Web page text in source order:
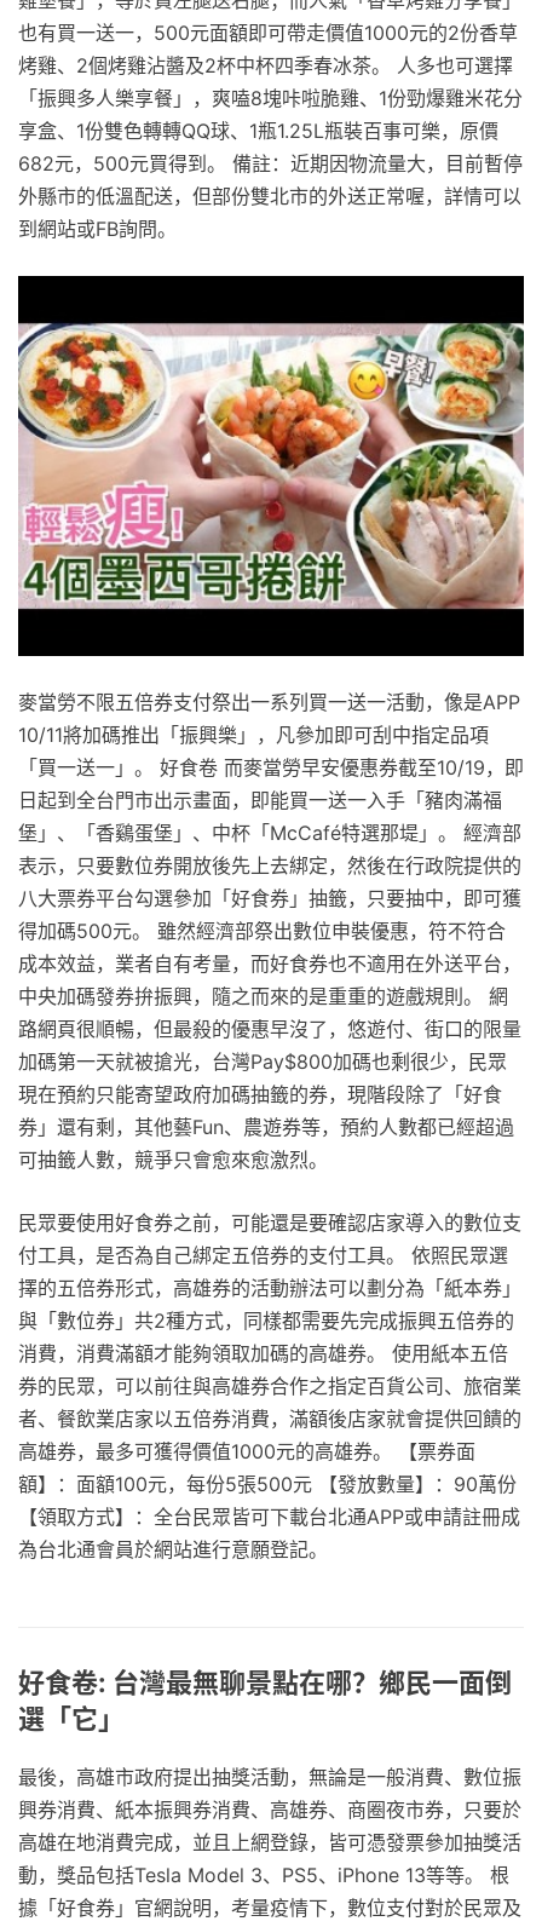
也有買一送一，500元面額即可帶走價值1000元的2份香草
烤雞、2個烤雞沾醬及2杯中杯四季春冰茶。 人多也可選擇
「振興多人樂享餐」，爽嗑8塊咔啦脆雞、1份勁爆雞米花分
享盒、1份雙色轉轉QQ球、1瓶1.25L瓶裝百事可樂，原價
682元，500元買得到。 備註：近期因物流量大，目前暫停
外縣市的低溫配送，但部份雙北市的外送正常喔，詳情可以
到網站或FB詢問。
麥當勞不限五倍券支付祭出一系列買一送一活動，像是APP
10/11將加碼推出「振興樂」，凡參加即可刮中指定品項
「買一送一」。 好食卷 而麥當勞早安優惠券截至10/19，即
日起到全台門市出示畫面，即能買一送一入手「豬肉滿福
堡」、「香鷄蛋堡」、中杯「McCafé特選那堤」。 經濟部
表示，只要數位券開放後先上去綁定，然後在行政院提供的
八大票券平台勾選參加「好食券」抽籤，只要抽中，即可獲
得加碼500元。 雖然經濟部祭出數位申裝優惠，符不符合
成本效益，業者自有考量，而好食券也不適用在外送平台，
中央加碼發券拚振興，隨之而來的是重重的遊戲規則。 網
路網頁很順暢，但最殺的優惠早沒了，悠遊付、街口的限量
加碼第一天就被搶光，台灣Pay$800加碼也剩很少，民眾
現在預約只能寄望政府加碼抽籤的券，現階段除了「好食
券」還有剩，其他藝Fun、農遊券等，預約人數都已經超過
可抽籤人數，競爭只會愈來愈激烈。
民眾要使用好食券之前，可能還是要確認店家導入的數位支
付工具，是否為自己綁定五倍券的支付工具。 依照民眾選
擇的五倍券形式，高雄券的活動辦法可以劃分為「紙本券」
與「數位券」共2種方式，同樣都需要先完成振興五倍券的
消費，消費滿額才能夠領取加碼的高雄券。 使用紙本五倍
券的民眾，可以前往與高雄券合作之指定百貨公司、旅宿業
者、餐飲業店家以五倍券消費，滿額後店家就會提供回饋的
高雄券，最多可獲得價值1000元的高雄券。 【票券面
額】：面額100元，每份5張500元 【發放數量】：90萬份
【領取方式】：全台民眾皆可下載台北通APP或申請註冊成
為台北通會員於網站進行意願登記。
好食卷: 台灣最無聊景點在哪？鄉民一面倒
選「它」
最後，高雄市政府提出抽獎活動，無論是一般消費、數位振
興券消費、紙本振興券消費、高雄券、商圈夜市券，只要於
高雄在地消費完成，並且上網登錄，皆可憑發票參加抽獎活
動，獎品包括Tesla Model 3、PS5、iPhone 13等等。 根
據「好食券」官網說明，考量疫情下，數位支付對於民眾及